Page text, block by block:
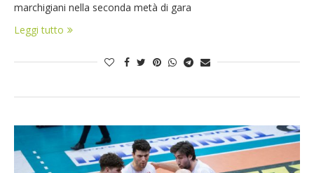
marchigiani nella seconda metà di gara
Leggi tutto